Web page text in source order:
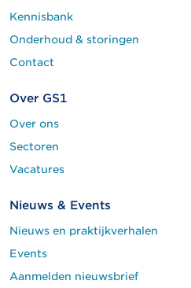
Kennisbank
Onderhoud & storingen
Contact
Over GS1
Over ons
Sectoren
Vacatures
Nieuws & Events
Nieuws en praktijkverhalen
Events
Aanmelden nieuwsbrief